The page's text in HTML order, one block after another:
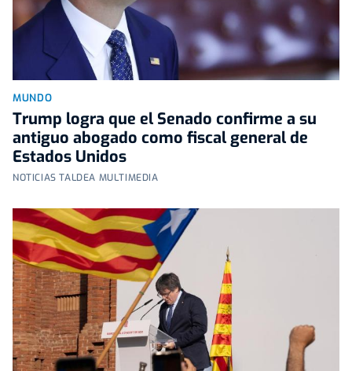
MUNDO
Trump logra que el Senado confirme a su
antiguo abogado como fiscal general de
Estados Unidos
NOTICIAS TALDEA MULTIMEDIA